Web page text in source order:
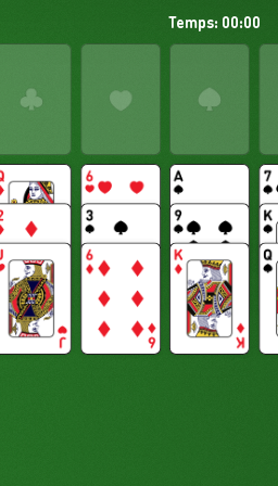
Temps: 00:00